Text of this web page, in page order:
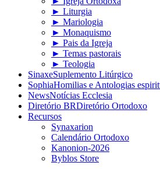
► Liturgia
► Mariologia
► Monaquismo
► Pais da Igreja
► Temas pastorais
► Teologia
SinaxeSuplemento Litúrgico
SophiaHomilias e Antologias
NewsNotícias Ecclesia
Diretório BRDiretório Ortodoxo
Recursos
Synaxarion
Calendário Ortodoxo
Kanonion-2026
Byblos Store